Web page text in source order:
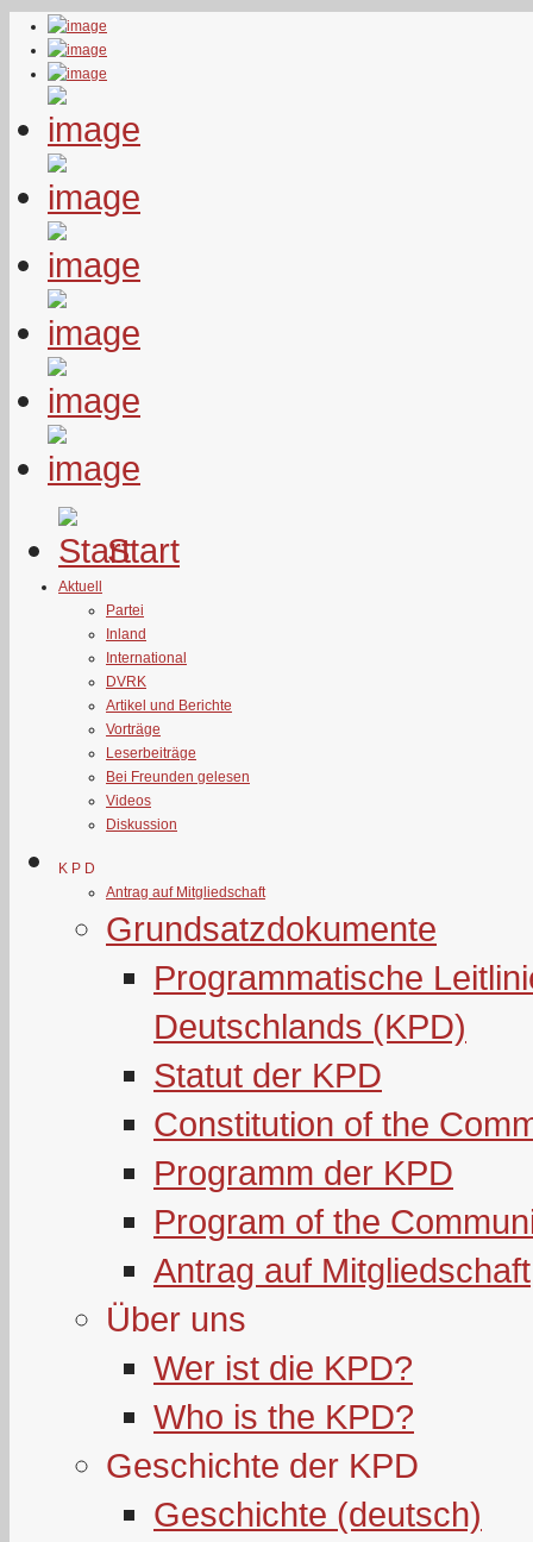
Start
Aktuell
Partei
Inland
International
DVRK
Artikel und Berichte
Vorträge
Leserbeiträge
Bei Freunden gelesen
Videos
Diskussion
K P D
Antrag auf Mitgliedschaft
Grundsatzdokumente
Programmatische
Deutschlands (KPD)
Statut der KPD
Constitution of the
Programm der KPD
Program of the
Antrag auf Mitgliedschaft
Über uns
Wer ist die KPD?
Who is the KPD?
Geschichte der KPD
Geschichte (deutsch)